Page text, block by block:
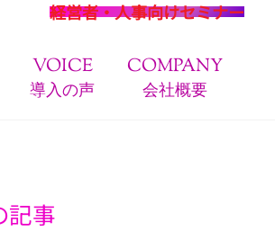
経営者・人事向けセミナー
VOICE
導入の声
COMPANY
会社概要
記事